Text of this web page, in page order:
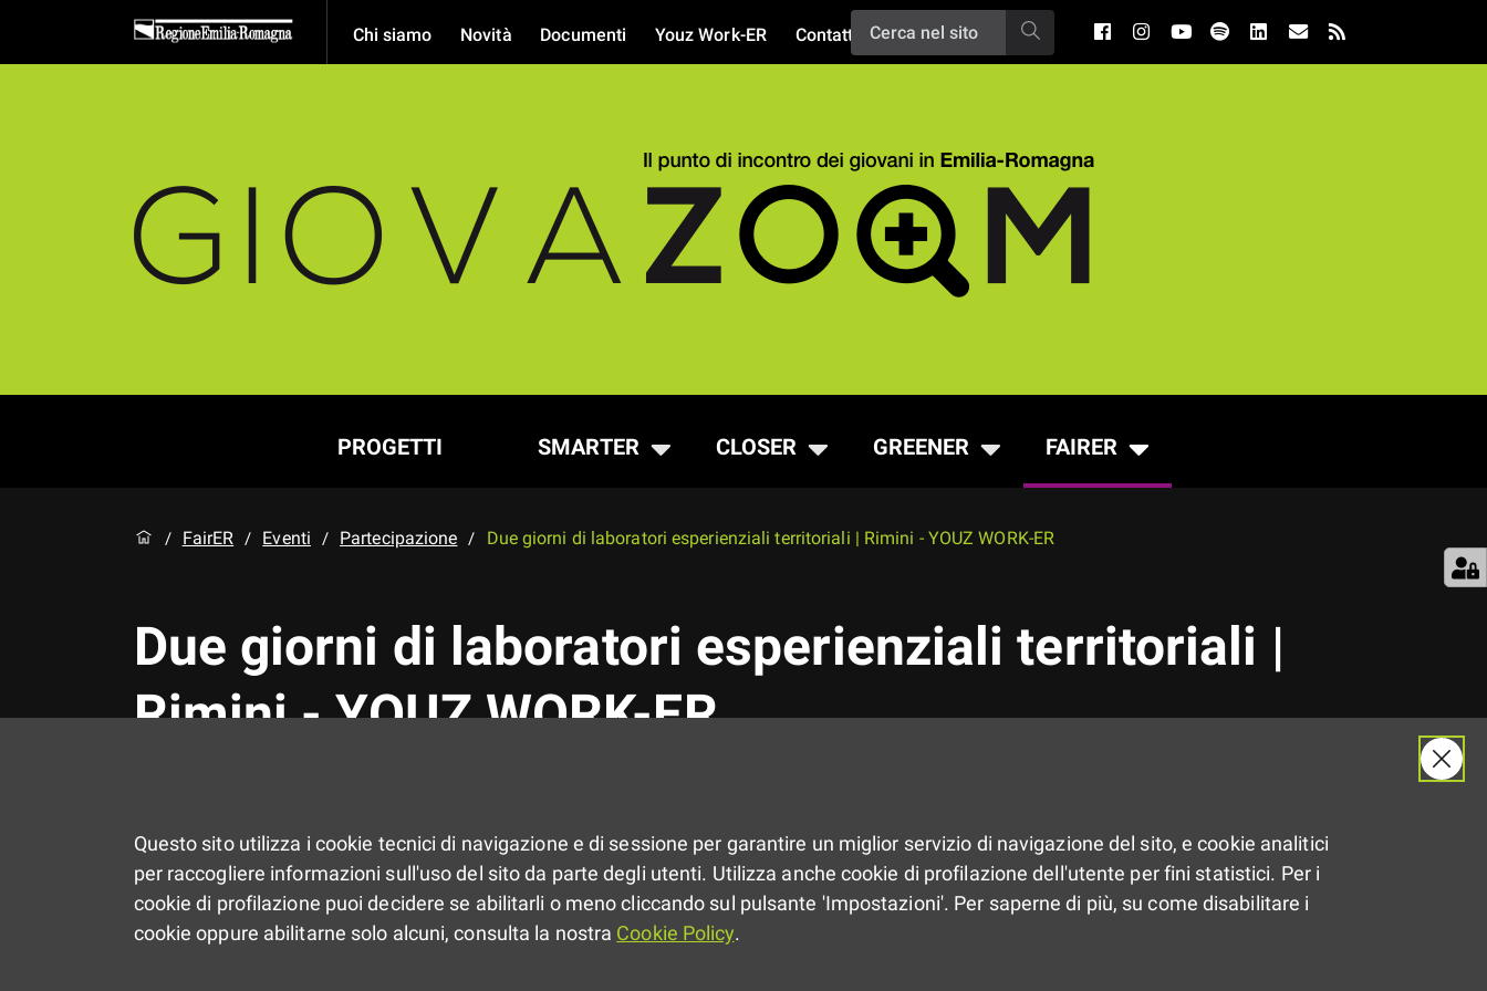
Chi siamo Novità Documenti Youz Work-ER Contatti
PROGETTI SMARTER CLOSER GREENER FAIRER
/ FairER / Eventi / Partecipazione / Due giorni di laboratori esperienziali territoriali | Rimini - YOUZ WORK-ER
Due giorni di laboratori esperienziali territoriali |
Rimini - YOUZ WORK-ER
GECO
Youz
Homepage
Primo piano
Youz WorkER
Questo sito utilizza i cookie tecnici di navigazione e di sessione per garantire un miglior servizio di navigazione del sito, e cookie analitici
per raccogliere informazioni sull'uso del sito da parte degli utenti. Utilizza anche cookie di profilazione dell'utente per fini statistici. Per i
cookie di profilazione puoi decidere se abilitarli o meno cliccando sul pulsante 'Impostazioni'. Per saperne di più, su come disabilitare i
cookie oppure abilitarne solo alcuni, consulta la nostra Cookie Policy.